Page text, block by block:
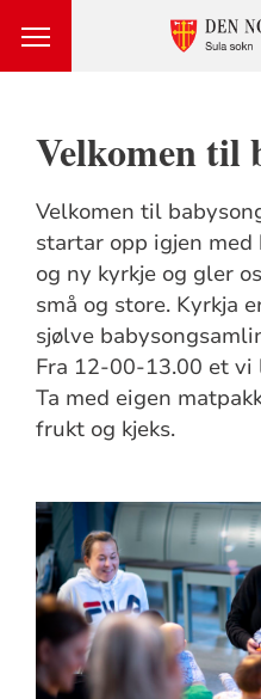
Velkomen til
Velkomen til
startar opp igjen med
og ny kyrkje og gler
små og store. Kyrkja
sjølve
Fra 12-00-13.00 et vi
Ta med eigen
frukt og kjeks.